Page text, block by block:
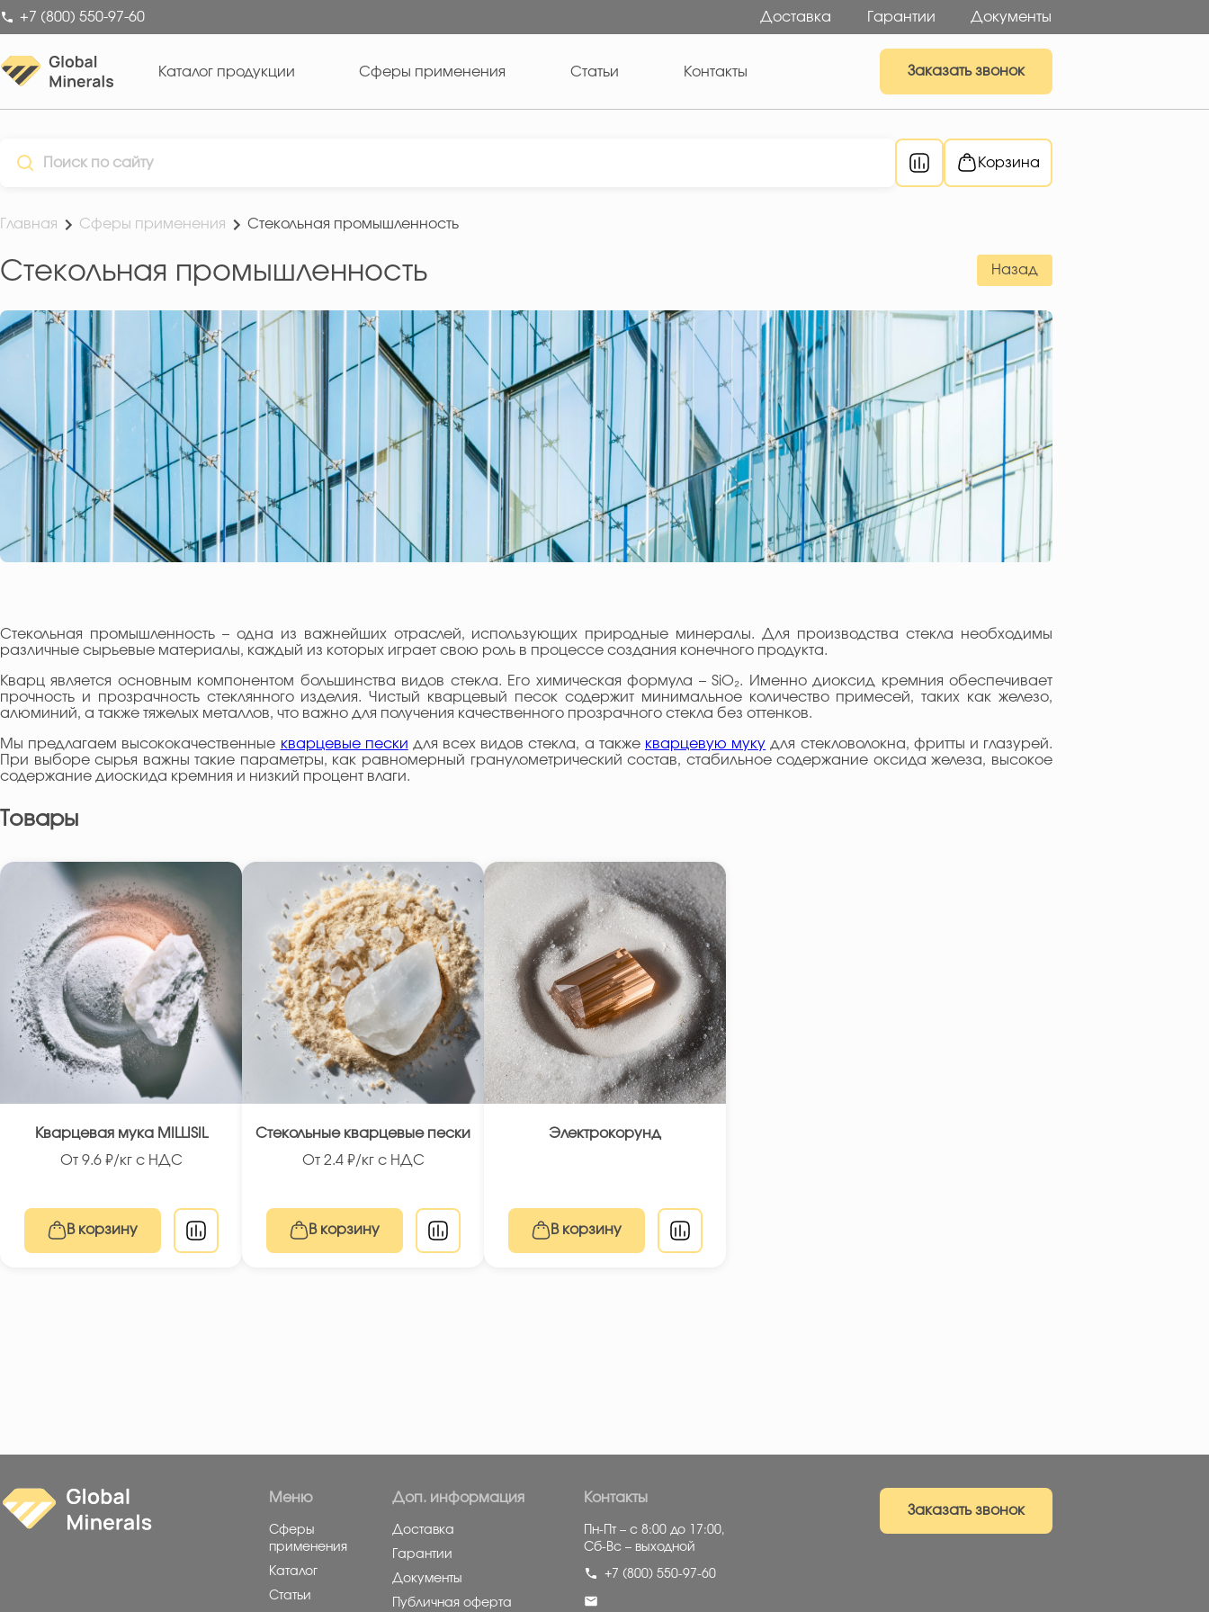
+7 (800) 550-97-60 Доставка Гарантии Документы
Каталог продукции Сферы применения Статьи Контакты Заказать звонок
Корзина
Главная Сферы применения Стекольная промышленность
Назад
Стекольная промышленность
Стекольная промышленность – одна из важнейших отраслей, использующих природные минералы. Для производства стекла необходимы
различные сырьевые материалы, каждый из которых играет свою роль в процессе создания конечного продукта.
Кварц является основным компонентом большинства видов стекла. Его химическая формула – SiO₂. Именно диоксид кремния обеспечивает
прочность и прозрачность стеклянного изделия. Чистый кварцевый песок содержит минимальное количество примесей, таких как железо,
алюминий, а также тяжелых металлов, что важно для получения качественного прозрачного стекла без оттенков.
Мы предлагаем высококачественные кварцевые пески для всех видов стекла, а также кварцевую муку для стекловолокна, фритты и глазурей.
При выборе сырья важны такие параметры, как равномерный гранулометрический состав, стабильное содержание оксида железа, высокое
содержание диоскида кремния и низкий процент влаги.
Товары
Кварцевая мука MILLISIL
От 9.6 ₽/кг с НДС
В корзину
Стекольные кварцевые пески
От 2.4 ₽/кг с НДС
В корзину
Электрокорунд
В корзину
Меню
Сферы
применения
Каталог
Статьи
Доп. информация
Доставка
Гарантии
Документы
Публичная оферта
Контакты
Пн-Пт – с 8:00 до 17:00,
Сб-Вс – выходной
+7 (800) 550-97-60
Заказать звонок